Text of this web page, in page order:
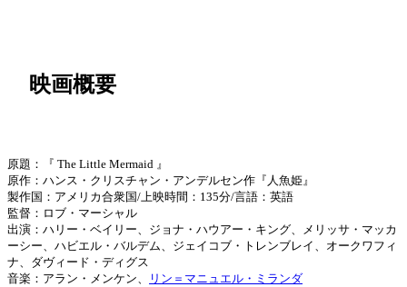
映画概要
原題：『 The Little Mermaid 』
原作：ハンス・クリスチャン・アンデルセン作『人魚姫』
製作国：アメリカ合衆国/上映時間：135分/言語：英語
監督：ロブ・マーシャル
出演：ハリー・ベイリー、ジョナ・ハウアー・キング、メリッサ・マッカ
ーシー、ハビエル・バルデム、ジェイコブ・トレンブレイ、オークワフィ
ナ、ダヴィード・ディグス
音楽：アラン・メンケン、
リン＝マニュエル・ミランダ